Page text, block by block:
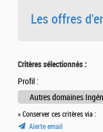
Les offres
Critères sélectionnés :
Profil :
» Conserver ces critères via :
Alerte email